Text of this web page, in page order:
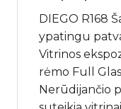
DIEGO R168
ypatingu
Vitrinos
rėmo Full
Nerūdijančio